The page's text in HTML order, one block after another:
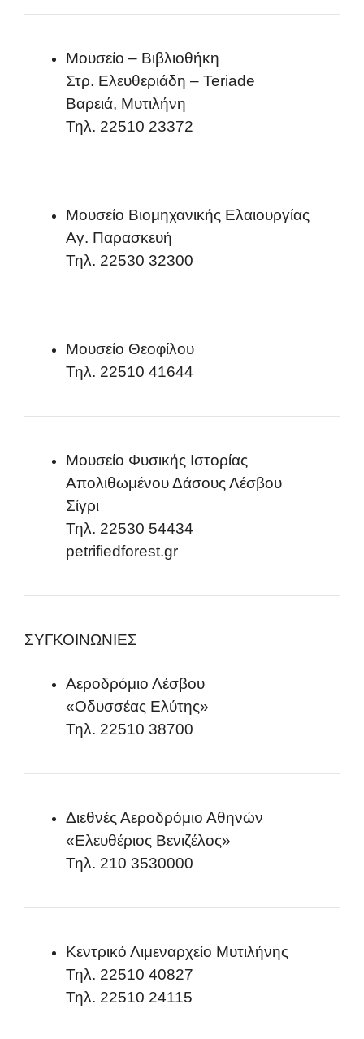
Μουσείο – Βιβλιοθήκη
Στρ. Ελευθεριάδη – Teriade
Βαρειά, Μυτιλήνη
Τηλ. 22510 23372
Μουσείο Βιομηχανικής Ελαιουργίας
Αγ. Παρασκευή
Τηλ. 22530 32300
Μουσείο Θεοφίλου
Τηλ. 22510 41644
Mουσείο Φυσικής Ιστορίας
Απολιθωμένου Δάσους Λέσβου
Σίγρι
Τηλ. 22530 54434
petrifiedforest.gr
ΣΥΓΚΟΙΝΩΝΙΕΣ
Αεροδρόμιο Λέσβου
«Οδυσσέας Ελύτης»
Τηλ. 22510 38700
Διεθνές Αεροδρόμιο Αθηνών
«Ελευθέριος Βενιζέλος»
Τηλ. 210 3530000
Κεντρικό Λιμεναρχείο Μυτιλήνης
Τηλ. 22510 40827
Τηλ. 22510 24115